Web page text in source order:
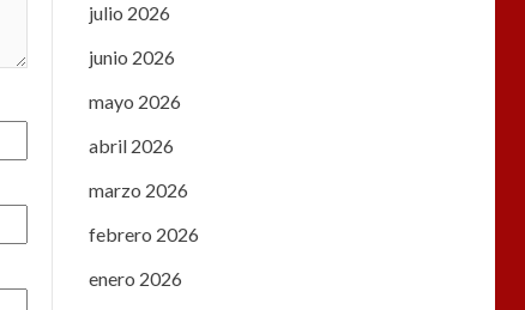
julio 2026
junio 2026
mayo 2026
abril 2026
marzo 2026
febrero 2026
enero 2026